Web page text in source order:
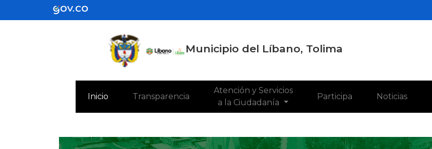
Municipio del Líbano, Tolima
Inicio(current)Transparencia
Atención y Servicios
a la Ciudadanía
Participa Noticias